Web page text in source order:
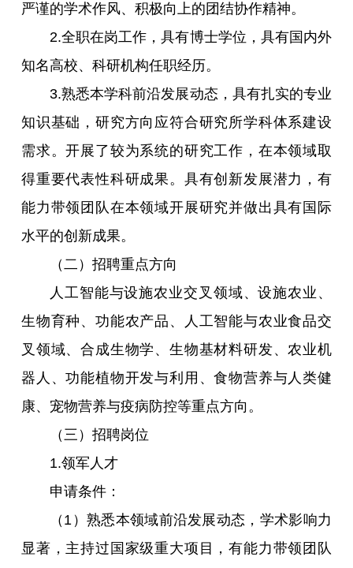
严谨的学术作风、积极向上的团结协作精神。
2.全职在岗工作，具有博士学位，具有国内外
知名高校、科研机构任职经历。
3.熟悉本学科前沿发展动态，具有扎实的专业
知识基础，研究方向应符合研究所学科体系建设
需求。开展了较为系统的研究工作，在本领域取
得重要代表性科研成果。具有创新发展潜力，有
能力带领团队在本领域开展研究并做出具有国际
水平的创新成果。
（二）招聘重点方向
人工智能与设施农业交叉领域、设施农业、
生物育种、功能农产品、人工智能与农业食品交
叉领域、合成生物学、生物基材料研发、农业机
器人、功能植物开发与利用、食物营养与人类健
康、宠物营养与疫病防控等重点方向。
（三）招聘岗位
1.领军人才
申请条件：
（1）熟悉本领域前沿发展动态，学术影响力
显著，主持过国家级重大项目，有能力带领团队